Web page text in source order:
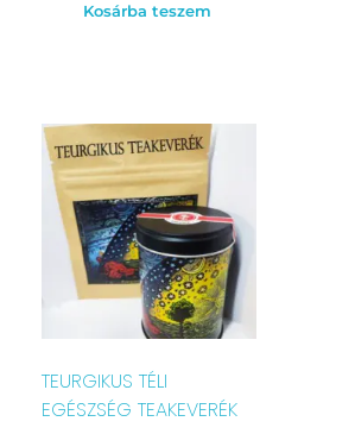
Kosárba teszem
TEURGIKUS TÉLI
EGÉSZSÉG TEAKEVERÉK